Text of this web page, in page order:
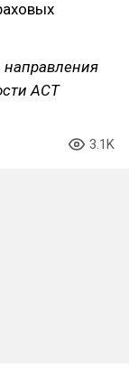
направления
АСТ
3.1K